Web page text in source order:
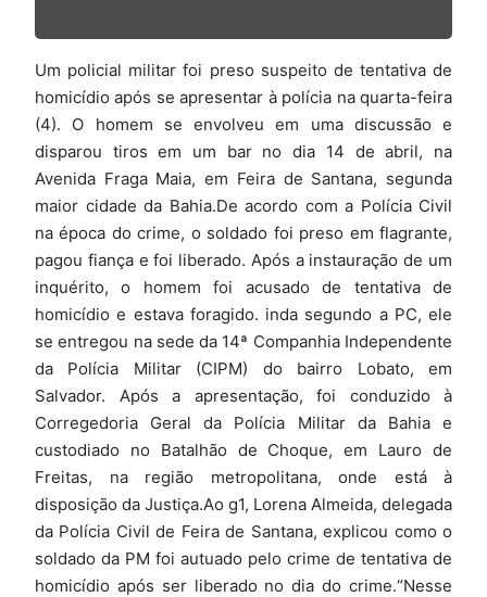
Um policial militar foi preso suspeito de tentativa de
homicídio após se apresentar à polícia na quarta-feira
(4). O homem se envolveu em uma discussão e
disparou tiros em um bar no dia 14 de abril, na
Avenida Fraga Maia, em Feira de Santana, segunda
maior cidade da Bahia.De acordo com a Polícia Civil
na época do crime, o soldado foi preso em flagrante,
pagou fiança e foi liberado. Após a instauração de um
inquérito, o homem foi acusado de tentativa de
homicídio e estava foragido. inda segundo a PC, ele
se entregou na sede da 14ª Companhia Independente
da Polícia Militar (CIPM) do bairro Lobato, em
Salvador. Após a apresentação, foi conduzido à
Corregedoria Geral da Polícia Militar da Bahia e
custodiado no Batalhão de Choque, em Lauro de
Freitas, na região metropolitana, onde está à
disposição da Justiça.Ao g1, Lorena Almeida, delegada
da Polícia Civil de Feira de Santana, explicou como o
soldado da PM foi autuado pelo crime de tentativa de
homicídio após ser liberado no dia do crime.“Nesse